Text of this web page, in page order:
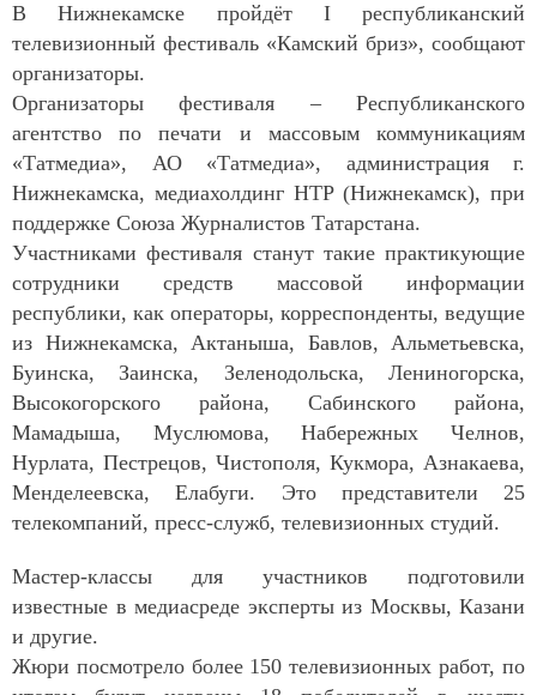
В Нижнекамске пройдёт Iреспубликанский
телевизионный фестиваль «Камский бриз», сообщают
организаторы.
Организаторы фестиваля – Республиканского
агентство по печати и массовым коммуникациям
«Татмедиа», АО «Татмедиа», администрация г.
Нижнекамска, медиахолдинг НТР (Нижнекамск), при
поддержке Союза Журналистов Татарстана.
Участниками фестиваля станут такие практикующие
сотрудники средств массовой информации
республики, как операторы, корреспонденты, ведущие
из Нижнекамска, Актаныша, Бавлов, Альметьевска,
Буинска, Заинска, Зеленодольска, Лениногорска,
Высокогорского района, Сабинского района,
Мамадыша, Муслюмова, Набережных Челнов,
Нурлата, Пестрецов, Чистополя, Кукмора, Азнакаева,
Менделеевска, Елабуги. Это представители 25
телекомпаний, пресс-служб, телевизионных студий.
Мастер-классы для участников подготовили
известные в медиасреде эксперты из Москвы, Казани
и другие.
Жюри посмотрело более 150 телевизионных работ, по